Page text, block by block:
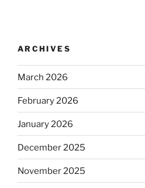
ARCHIVES
March 2026
February 2026
January 2026
December 2025
November 2025